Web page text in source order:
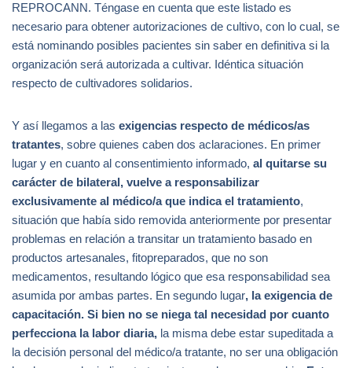
REPROCANN. Téngase en cuenta que este listado es
necesario para obtener autorizaciones de cultivo, con lo cual, se
está nominando posibles pacientes sin saber en definitiva si la
organización será autorizada a cultivar. Idéntica situación
respecto de cultivadores solidarios.
Y así llegamos a las exigencias respecto de médicos/as
tratantes, sobre quienes caben dos aclaraciones. En primer
lugar y en cuanto al consentimiento informado, al quitarse su
carácter de bilateral, vuelve a responsabilizar
exclusivamente al médico/a que indica el tratamiento,
situación que había sido removida anteriormente por presentar
problemas en relación a transitar un tratamiento basado en
productos artesanales, fitopreparados, que no son
medicamentos, resultando lógico que esa responsabilidad sea
asumida por ambas partes. En segundo lugar, la exigencia de
capacitación. Si bien no se niega tal necesidad por cuanto
perfecciona la labor diaria, la misma debe estar supeditada a
la decisión personal del médico/a tratante, no ser una obligación